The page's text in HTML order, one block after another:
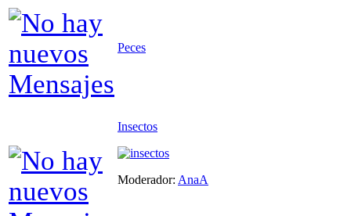
Peces
Insectos
Moderador: AnaA